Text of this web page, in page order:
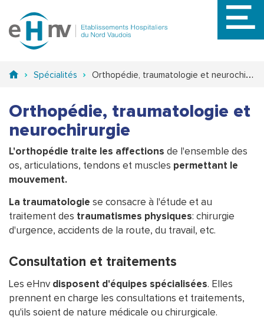
au
Spécialités Orthopédie, traumatologie et neurochirurgie
Orthopédie, traumatologie et
neurochirurgie
L'orthopédie traite les affections de l'ensemble des
os, articulations, tendons et muscles permettant le
mouvement.
La traumatologie se consacre à l'étude et au
traitement des traumatismes physiques: chirurgie
d'urgence, accidents de la route, du travail, etc.
Consultation et traitements
Les eHnv disposent d'équipes spécialisées. Elles
prennent en charge les consultations et traitements,
qu'ils soient de nature médicale ou chirurgicale.